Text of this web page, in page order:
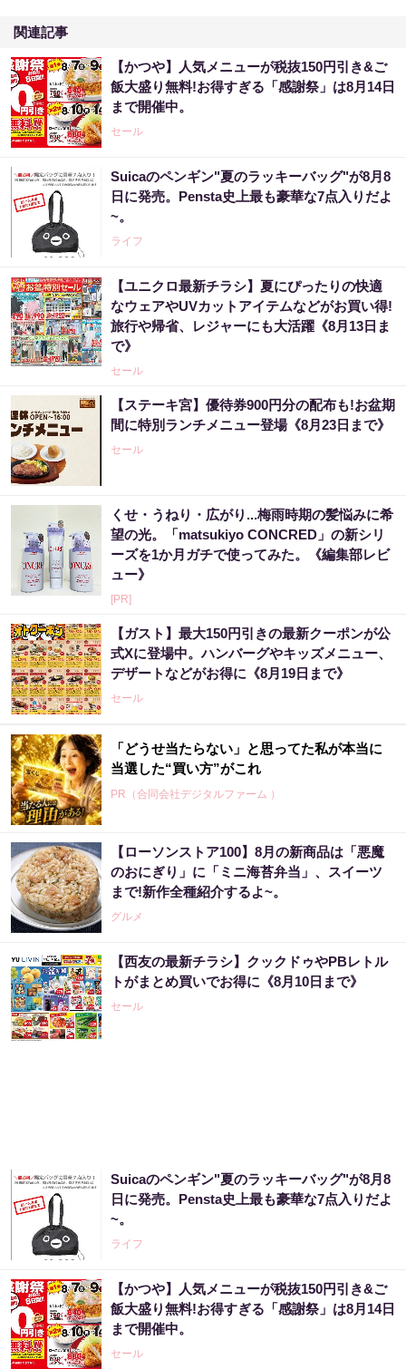
関連記事
【かつや】人気メニューが税抜150円引き&ご
飯大盛り無料!お得すぎる「感謝祭」は8月14日
まで開催中。
セール
Suicaのペンギン"夏のラッキーバッグ"が8月8
日に発売。Pensta史上最も豪華な7点入りだよ
~。
ライフ
【ユニクロ最新チラシ】夏にぴったりの快適
なウェアやUVカットアイテムなどがお買い得!
旅行や帰省、レジャーにも大活躍《8月13日ま
で》
セール
【ステーキ宮】優待券900円分の配布も!お盆期
間に特別ランチメニュー登場《8月23日まで》
セール
くせ・うねり・広がり...梅雨時期の髪悩みに希
望の光。「matsukiyo CONCRED」の新シリ
ーズを1か月ガチで使ってみた。《編集部レビ
ュー》
[PR]
【ガスト】最大150円引きの最新クーポンが公
式Xに登場中。ハンバーグやキッズメニュー、
デザートなどがお得に《8月19日まで》
セール
「どうせ当たらない」と思ってた私が本当に
当選した“買い方”がこれ
PR（合同会社デジタルファーム ）
「僕が世界三大投資家に認められた理由」株
価の天気予報士と呼ばれた天才が暴露
PR（Acoco.）
売り場じゃ教えてくれない！当たる人だけが
やってる宝くじの習慣
PR（合同会社デジタルファーム ）
「気になっていた認知機能が菌で…」森永が
開発。感動の70代続出
PR（森永乳業）
「気になっていた認知機能が菌で…」森永が
開発。感動の70代続出
PR（森永乳業）
【ローソンストア100】8月の新商品は「悪魔
のおにぎり」に「ミニ海苔弁当」、スイーツ
まで!新作全種紹介するよ~。
グルメ
【西友の最新チラシ】クックドゥやPBレトル
トがまとめ買いでお得に《8月10日まで》
セール
Suicaのペンギン"夏のラッキーバッグ"が8月8
日に発売。Pensta史上最も豪華な7点入りだよ
~。
ライフ
【かつや】人気メニューが税抜150円引き&ご
飯大盛り無料!お得すぎる「感謝祭」は8月14日
まで開催中。
セール